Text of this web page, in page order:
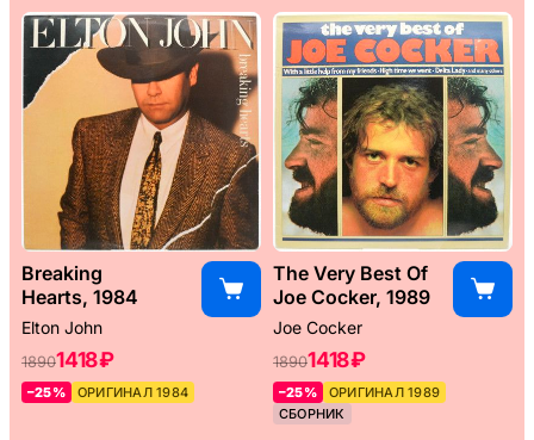
Breaking
Hearts, 1984
Elton John
18901418 ₽
–25% ОРИГИНАЛ 1984
The Very Best Of
Joe Cocker, 1989
Joe Cocker
18901418 ₽
–25%
ОРИГИНАЛ 1989
СБОРНИК